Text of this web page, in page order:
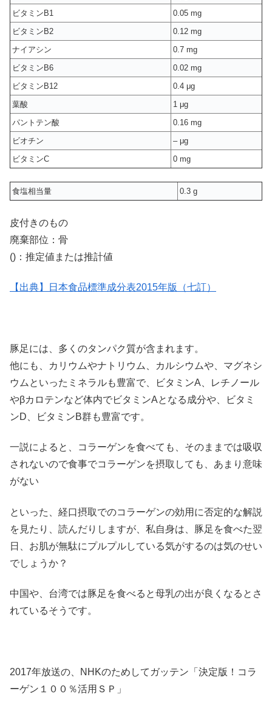
ビタミンB1
0.05 mg
ビタミンB2
0.12 mg
ナイアシン
0.7 mg
ビタミンB6
0.02 mg
ビタミンB12
0.4 μg
葉酸
1 μg
パントテン酸
0.16 mg
ビオチン
– μg
ビタミンC
0 mg
食塩相当量 0.3 g
皮付きのもの
廃棄部位：骨
()：推定値または推計値
【出典】日本食品標準成分表2015年版（七訂）
豚足には、多くのタンパク質が含まれます。
他にも、カリウムやナトリウム、カルシウムや、マグネシ
ウムといったミネラルも豊富で、ビタミンA、レチノール
やβカロテンなど体内でビタミンAとなる成分や、ビタミ
ンD、ビタミンB群も豊富です。
一説によると、コラーゲンを食べても、そのままでは吸収
されないので食事でコラーゲンを摂取しても、あまり意味
がない
といった、経口摂取でのコラーゲンの効用に否定的な解説
を見たり、読んだりしますが、私自身は、豚足を食べた翌
日、お肌が無駄にプルプルしている気がするのは気のせい
でしょうか？
中国や、台湾では豚足を食べると母乳の出が良くなるとさ
れているそうです。
2017年放送の、NHKのためしてガッテン「決定版！コラ
ーゲン１００％活用ＳＰ」